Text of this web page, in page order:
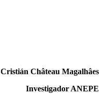
Cristián Château Magalhâes
Investigador ANEPE